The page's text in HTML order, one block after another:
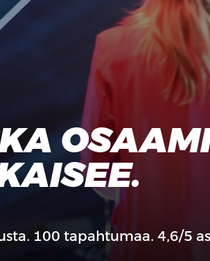
100 tapahtumaa. 4,6/5